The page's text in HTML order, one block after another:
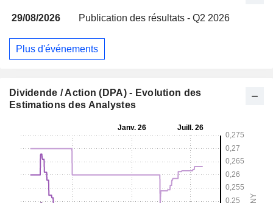
29/08/2026 Publication des résultats - Q2 2026
Plus d'événements
Dividende / Action (DPA) - Evolution des
Estimations des Analystes